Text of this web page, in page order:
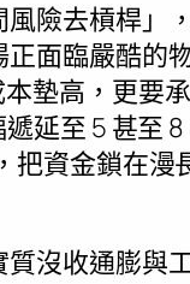
險去槓桿」
面臨嚴酷的
墊高，更要
延至 5 甚至
把資金鎖在漫
沒收通膨與